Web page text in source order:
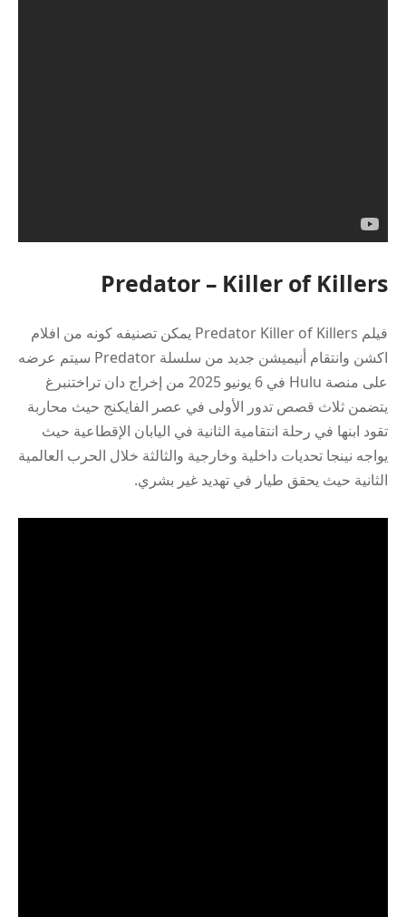
Predator – Killer of Killers
فيلم Predator Killer of Killers يمكن تصنيفه كونه من افلام
اكشن وانتقام أنيميشن جديد من سلسلة Predator سيتم عرضه
على منصة Hulu في 6 يونيو 2025 من إخراج دان تراختنبرغ
يتضمن ثلاث قصص تدور الأولى في عصر الفايكنج حيث محاربة
تقود ابنها في رحلة انتقامية الثانية في اليابان الإقطاعية حيث
يواجه نينجا تحديات داخلية وخارجية والثالثة خلال الحرب العالمية
الثانية حيث يحقق طيار في تهديد غير بشري.